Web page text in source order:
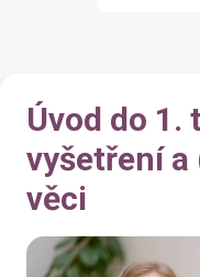
Úvod do
vyšetření a
věci